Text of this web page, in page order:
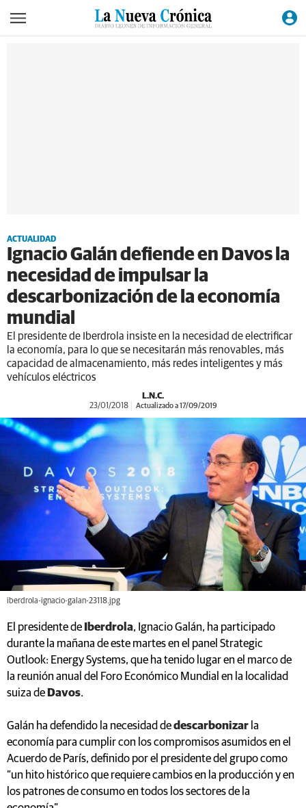
ACTUALIDAD
Ignacio Galán defiende en Davos la
necesidad de impulsar la
descarbonización de la economía
mundial
El presidente de Iberdrola insiste en la necesidad de electrificar
la economía, para lo que se necesitarán más renovables, más
capacidad de almacenamiento, más redes inteligentes y más
vehículos eléctricos
L.N.C.
23/01/2018 Actualizado a 17/09/2019
iberdrola-ignacio-galan-23118.jpg
El presidente de Iberdrola, Ignacio Galán, ha participado
durante la mañana de este martes en el panel Strategic
Outlook: Energy Systems, que ha tenido lugar en el marco de
la reunión anual del Foro Económico Mundial en la localidad
suiza de Davos.
Galán ha defendido la necesidad dedescarbonizar la
economía para cumplir con los compromisos asumidos en el
Acuerdo de París, definido por el presidente del grupo como
“un hito histórico que requiere cambios en la producción y en
los patrones de consumo en todos los sectores de la